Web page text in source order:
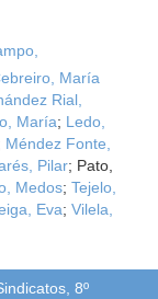
María
Rial,
María; Ledo,
Méndez Fonte,
Pilar; Pato,
Medos;Tejelo,
Eva;Vilela,
8º